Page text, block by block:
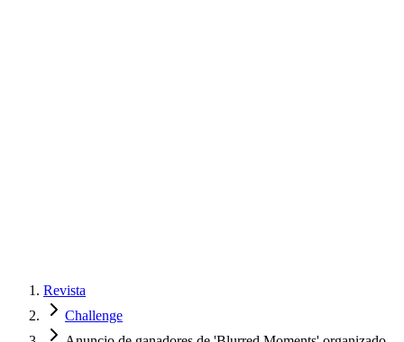
Revista
Challenge